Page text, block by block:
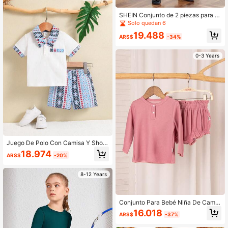
Juego De Polo Con Camisa Y Short
s Con Patrón Impreso Para Bebé Ni
ño En Color Azul Claro
ARS$18.974 -20%
8-12 Years
SHEIN Conjunto de 2 piezas para ni
ña con blusa de cuello redondo a ra
yas y flores pequeñas con volantes
en el bajo, y pantalones rectos
Solo quedan 6
ARS$19.488 -34%
0-3 Years
Conjunto Para Bebé Niña De Camis
eta De Manga Larga Con Botones Y
Pantalones Cortos Con Ribete De V
ARS$16.018 -37%